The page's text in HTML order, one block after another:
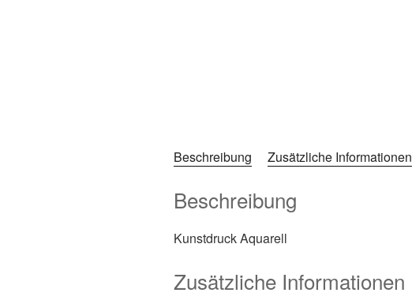
Beschreibung Zusätzliche Informationen
Beschreibung
Kunstdruck Aquarell
Zusätzliche Informationen